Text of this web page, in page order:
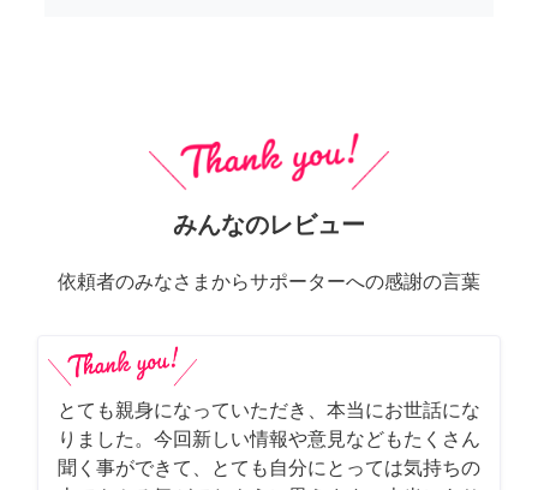
みんなのレビュー
依頼者のみなさまからサポーターへの感謝の言葉
とても親身になっていただき、本当にお世話にな
りました。今回新しい情報や意見などもたくさん
聞く事ができて、とても自分にとっては気持ちの